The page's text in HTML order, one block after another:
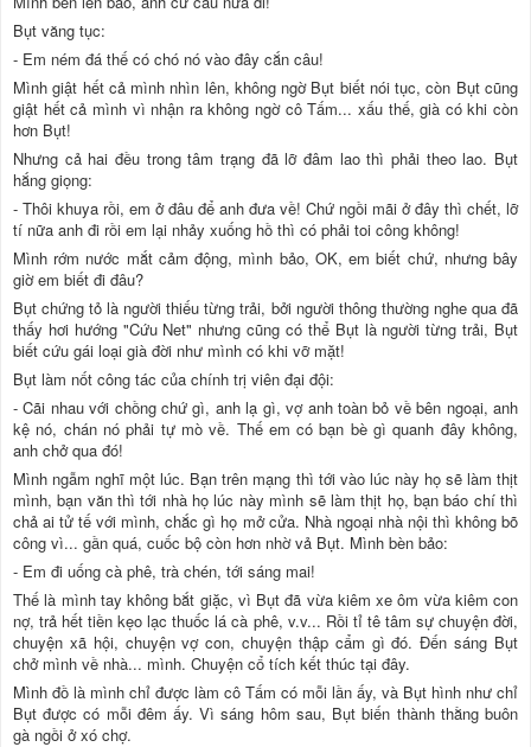
Bụt văng tục:
- Em ném đá thế có chó nó vào đây cắn câu!
Mình giật hết cả mình nhìn lên, không ngờ Bụt biết nói tục, còn Bụt cũng
giật hết cả mình vì nhận ra không ngờ cô Tấm... xấu thế, già có khi còn
hơn Bụt!
Nhưng cả hai đều trong tâm trạng đã lỡ đâm lao thì phải theo lao. Bụt
hắng giọng:
- Thôi khuya rồi, em ở đâu để anh đưa về! Chứ ngồi mãi ở đây thì chết, lỡ
tí nữa anh đi rồi em lại nhảy xuống hồ thì có phải toi công không!
Mình rớm nước mắt cảm động, mình bảo, OK, em biết chứ, nhưng bây
giờ em biết đi đâu?
Bụt chứng tỏ là người thiếu từng trải, bởi người thông thường nghe qua đã
thấy hơi hướng "Cứu Net" nhưng cũng có thể Bụt là người từng trải, Bụt
biết cứu gái loại già đời như mình có khi vỡ mặt!
Bụt làm nốt công tác của chính trị viên đại đội:
- Cãi nhau với chồng chứ gì, anh lạ gì, vợ anh toàn bỏ về bên ngoại, anh
kệ nó, chán nó phải tự mò về. Thế em có bạn bè gì quanh đây không,
anh chở qua đó!
Mình ngẫm nghĩ một lúc. Bạn trên mạng thì tới vào lúc này họ sẽ làm thịt
mình, bạn văn thì tới nhà họ lúc này mình sẽ làm thịt họ, bạn báo chí thì
chả ai tử tế với mình, chắc gì họ mở cửa. Nhà ngoại nhà nội thì không bõ
công vì... gần quá, cuốc bộ còn hơn nhờ vả Bụt. Mình bèn bảo:
- Em đi uống cà phê, trà chén, tới sáng mai!
Thế là mình tay không bắt giặc, vì Bụt đã vừa kiêm xe ôm vừa kiêm con
nợ, trả hết tiền kẹo lạc thuốc lá cà phê, v.v... Rồi tỉ tê tâm sự chuyện đời,
chuyện xã hội, chuyện vợ con, chuyện thập cẩm gì đó. Đến sáng Bụt
chở mình về nhà... mình. Chuyện cổ tích kết thúc tại đây.
Mình đồ là mình chỉ được làm cô Tấm có mỗi lần ấy, và Bụt hình như chỉ
Bụt được có mỗi đêm ấy. Vì sáng hôm sau, Bụt biến thành thằng buôn
gà ngồi ở xó chợ.